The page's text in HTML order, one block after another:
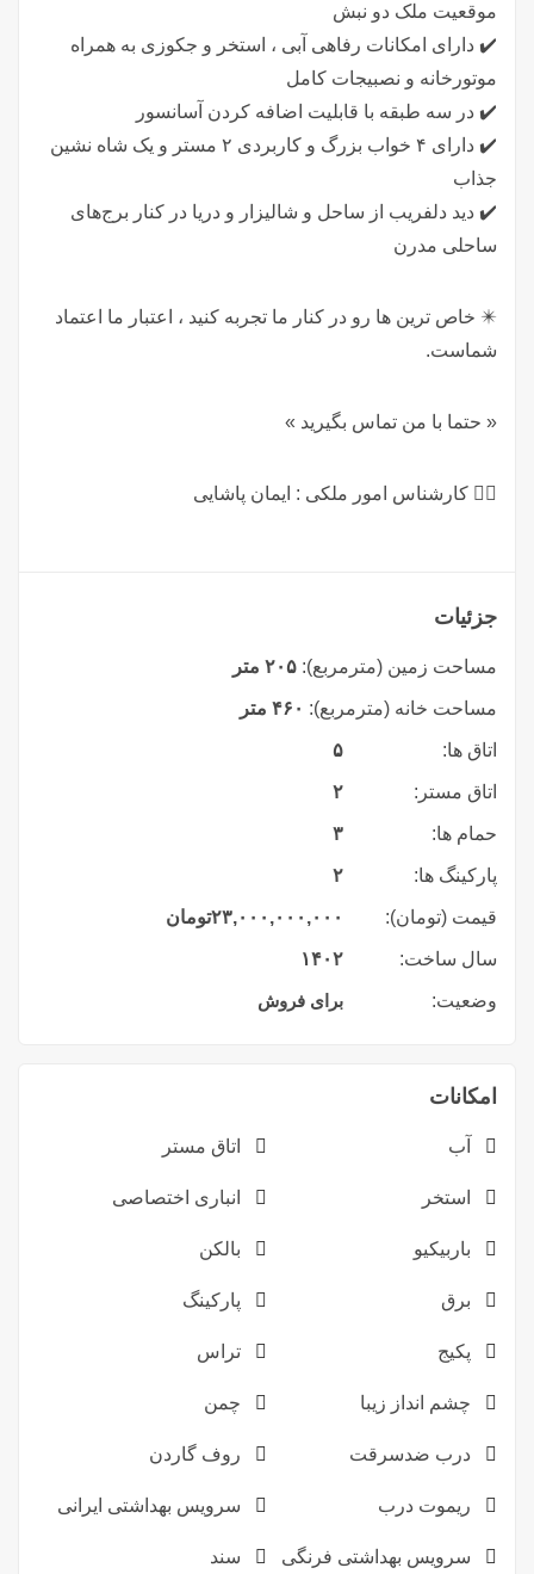
موقعیت ملک دو نبش
✔️ دارای امکانات رفاهی آبی ، استخر و جکوزی به همراه
موتورخانه و نصبیجات کامل
✔️ در سه طبقه با قابلیت اضافه کردن آسانسور
✔️ دارای ۴ خواب بزرگ و کاربردی ۲ مستر و یک شاه نشین
جذاب
✔️ دید دلفریب از ساحل و شالیزار و دریا در کنار برج‌های
ساحلی مدرن
✴️ خاص ترین ها رو در کنار ما تجربه کنید ، اعتبار ما اعتماد
شماست.
« حتما با من تماس بگیرید »
🤵‍♂️ کارشناس امور ملکی : ایمان پاشایی
جزئیات
مساحت زمین (مترمربع): ۲۰۵ متر
مساحت خانه (مترمربع): ۴۶۰ متر
اتاق ها: ۵
اتاق مستر: ۲
حمام ها: ۳
پارکینگ ها: ۲
قیمت (تومان): ۲۳,۰۰۰,۰۰۰,۰۰۰تومان
سال ساخت: ۱۴۰۲
وضعیت: برای فروش
امکانات
آب اتاق مستر
استخر انباری اختصاصی
باربیکیو بالکن
برق پارکینگ
پکیج تراس
چشم انداز زیبا چمن
درب ضدسرقت روف گاردن
ریموت درب سرویس بهداشتی ایرانی
سرویس بهداشتی فرنگی سند